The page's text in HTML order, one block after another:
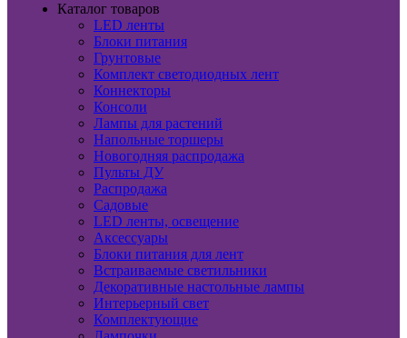
Каталог товаров
LED ленты
Блоки питания
Грунтовые
Комплект светодиодных лент
Коннекторы
Консоли
Лампы для растений
Напольные торшеры
Новогодняя распродажа
Пульты ДУ
Распродажа
Садовые
LED ленты, освещение
Аксессуары
Блоки питания для лент
Встраиваемые светильники
Декоративные настольные лампы
Интерьерный свет
Комплектующие